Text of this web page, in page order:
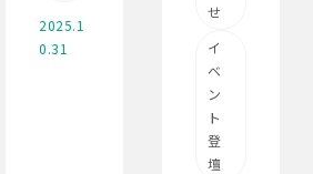
2025.1
0.31
せ
イ
ベ
ン
ト
登
壇